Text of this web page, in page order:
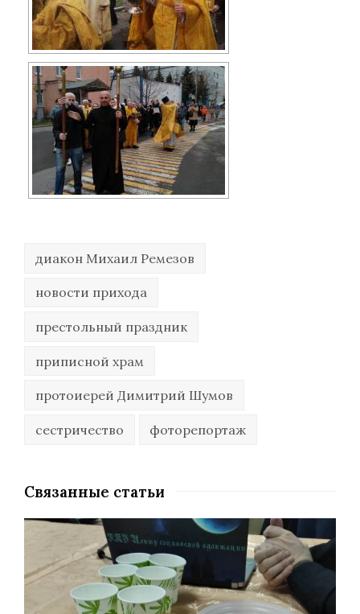
диакон Михаил Ремезов
новости прихода
престольный праздник
приписной храм
протоиерей Димитрий Шумов
сестричество фоторепортаж
Связанные статьи